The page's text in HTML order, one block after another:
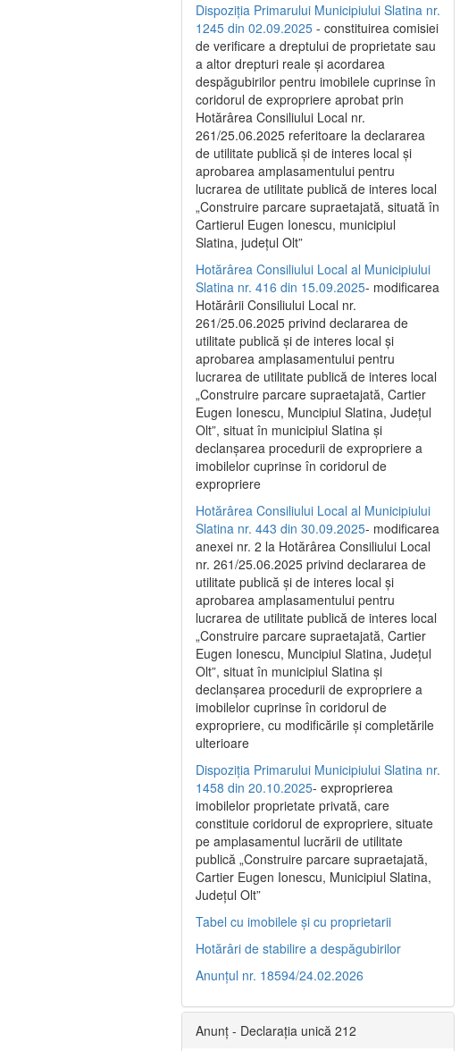
Dispoziția Primarului Municipiului Slatina nr.
1245 din 02.09.2025 - constituirea comisiei
de verificare a dreptului de proprietate sau
a altor drepturi reale și acordarea
despăgubirilor pentru imobilele cuprinse în
coridorul de expropriere aprobat prin
Hotărârea Consiliului Local nr.
261/25.06.2025 referitoare la declararea
de utilitate publică și de interes local și
aprobarea amplasamentului pentru
lucrarea de utilitate publică de interes local
„Construire parcare supraetajată, situată în
Cartierul Eugen Ionescu, municipiul
Slatina, județul Olt”
Hotărârea Consiliului Local al Municipiului
Slatina nr. 416 din 15.09.2025- modificarea
Hotărârii Consiliului Local nr.
261/25.06.2025 privind declararea de
utilitate publică și de interes local și
aprobarea amplasamentului pentru
lucrarea de utilitate publică de interes local
„Construire parcare supraetajată, Cartier
Eugen Ionescu, Muncipiul Slatina, Județul
Olt”, situat în municipiul Slatina și
declanșarea procedurii de expropriere a
imobilelor cuprinse în coridorul de
expropriere
Hotărârea Consiliului Local al Municipiului
Slatina nr. 443 din 30.09.2025- modificarea
anexei nr. 2 la Hotărârea Consiliului Local
nr. 261/25.06.2025 privind declararea de
utilitate publică şi de interes local şi
aprobarea amplasamentului pentru
lucrarea de utilitate publică de interes local
„Construire parcare supraetajată, Cartier
Eugen Ionescu, Muncipiul Slatina, Judeţul
Olt”, situat în municipiul Slatina şi
declanşarea procedurii de expropriere a
imobilelor cuprinse în coridorul de
expropriere, cu modificările şi completările
ulterioare
Dispoziția Primarului Municipiului Slatina nr.
1458 din 20.10.2025- exproprierea
imobilelor proprietate privată, care
constituie coridorul de expropriere, situate
pe amplasamentul lucrării de utilitate
publică „Construire parcare supraetajată,
Cartier Eugen Ionescu, Municipiul Slatina,
Județul Olt”
Tabel cu imobilele și cu proprietarii
Hotărâri de stabilire a despăgubirilor
Anunțul nr. 18594/24.02.2026
Anunț - Declarația unică 212